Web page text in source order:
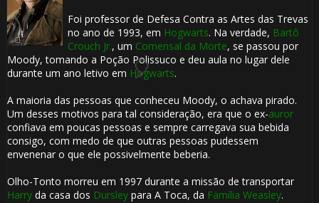
Foi professor de Defesa Contra as Artes das Trevas
no ano de 1993, em Hogwarts. Na verdade, Bartô
Crouch Jr., um Comensal da Morte, se passou por
Moody, tomando a Poção Polissuco e deu aula no lugar dele
durante um ano letivo em Hogwarts.
A maioria das pessoas que conheceu Moody, o achava pirado.
Um desses motivos para tal consideração, era que o ex-auror
confiava em poucas pessoas e sempre carregava sua bebida
consigo, com medo de que outras pessoas pudessem
envenenar o que ele possivelmente beberia.
Olho-Tonto morreu em 1997 durante a missão de transportar
Harryda casa dos Dursleypara A Toca, da Família Weasley.
🎈
1️⃣ 8️⃣